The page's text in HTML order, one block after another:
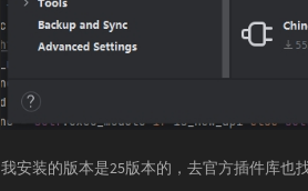
我安装的版本是25版本的，去官方插件库也